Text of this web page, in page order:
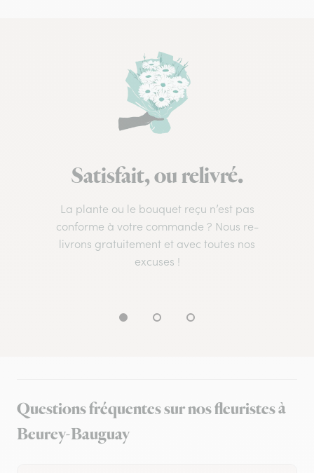
Satisfait, ou relivré.
La plante ou le bouquet reçu n’est pas
conforme à votre commande ? Nous re-
livrons gratuitement et avec toutes nos
excuses !
Questions fréquentes sur nos fleuristes à
Beurey-Bauguay